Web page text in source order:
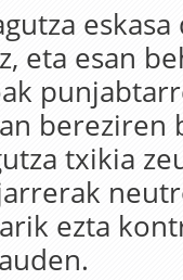
eta esan
bereziren
txikia
ezta